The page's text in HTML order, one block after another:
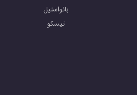
بائواستیل
تیسکو